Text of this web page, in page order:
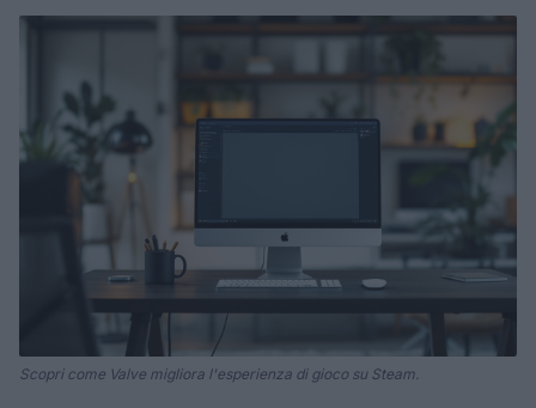
Scopri come Valve migliora l'esperienza di gioco su Steam.